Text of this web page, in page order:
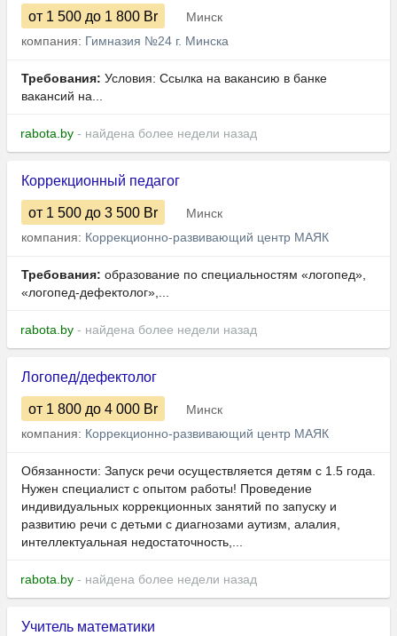
от 1 500 до 1 800 Br
Минск
компания: Гимназия №24 г. Минска
Требования: Условия: Ссылка на вакансию в банке
вакансий на...
rabota.by - найдена более недели назад
Коррекционный педагог
от 1 500 до 3 500 Br
Минск
компания: Коррекционно-развивающий центр МАЯК
Требования: образование по специальностям «логопед»,
«логопед-дефектолог»,...
rabota.by - найдена более недели назад
Логопед/дефектолог
от 1 800 до 4 000 Br
Минск
компания: Коррекционно-развивающий центр МАЯК
Обязанности: Запуск речи осуществляется детям с 1.5 года.
Нужен специалист с опытом работы! Проведение
индивидуальных коррекционных занятий по запуску и
развитию речи с детьми с диагнозами аутизм, алалия,
интеллектуальная недостаточность,...
rabota.by - найдена более недели назад
Учитель математики